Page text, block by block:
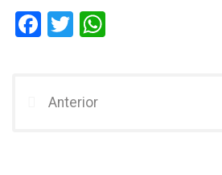
F
b
T
er
Anterior